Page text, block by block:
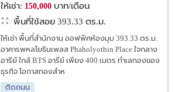
ให้เช่า: 150,000บาท/เดือน
พื้นที่ใช้สอย 393.33 ตร.ม.
ให้เช่า พื้นที่สำนักงาน ออฟฟิศห้องมุม 393.33 ตร.ม.
อาคารพหลโยธินเพลส Phaholyothin Place ใจกลาง
อารีย์ ใกล้ BTS อารีย์ เพียง 400 เมตร ทำเลทองของ
ธุรกิจ โอกาสทองสำห
ติดถนน